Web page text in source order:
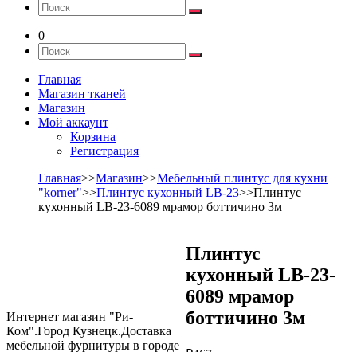
0
Главная
Магазин тканей
Магазин
Мой аккаунт
Корзина
Регистрация
Главная>>Магазин>>Мебельный плинтус для кухни
"korner">>Плинтус кухонный LB-23>>Плинтус
кухонный LB-23-6089 мрамор боттичино 3м
Плинтус
кухонный LB-23-
6089 мрамор
боттичино 3м
Интернет магазин "Ри-
Ком".Город Кузнецк.Доставка
мебельной фурнитуры в городе